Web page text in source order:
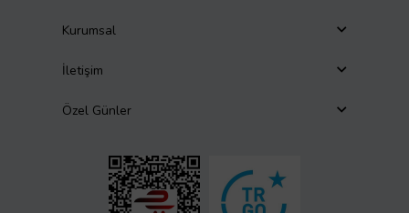
Kurumsal
İletişim
Özel Günler